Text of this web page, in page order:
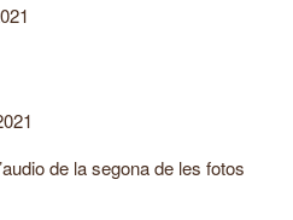
de la segona de les fotos